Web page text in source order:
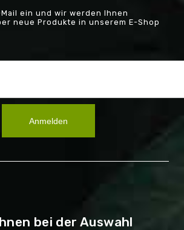
ein und wir werden Ihnen
neue Produkte in unserem E-Shop
Anmelden
bei der Auswahl